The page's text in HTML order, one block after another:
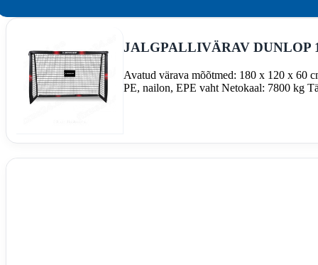
JALGPALLIVÄRAV DUNLOP
Avatud värava mõõtmed: 180 x 120 x 60
PE, nailon, EPE vaht Netokaal: 7800 kg